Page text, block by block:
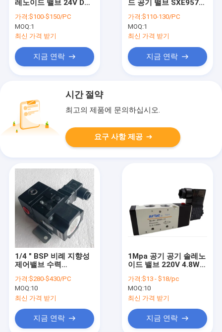
레노이드 밸브 24V DC
기제어밸브
가격:$100-$150/PC
MOQ:1
최신 가격 받기
지금 연락
드 공기 밸브 SXE9574-
A80-00 1.8-10 바
가격:$110-130/PC
MOQ:1
최신 가격 받기
지금 연락
시간 절약
최고의 제품에 문의하십시오.
요구 사항 제공
1/4 " BSP 비례 지향성
제어밸브 수력
가격:$280-$430/PC
MOQ:10
최신 가격 받기
지금 연락
1Mpa 공기 공기 솔레노
이드 밸브 220V 4.8W 2
24vdc
가격:$13 - $18/pc
MOQ:10
최신 가격 받기
지금 연락